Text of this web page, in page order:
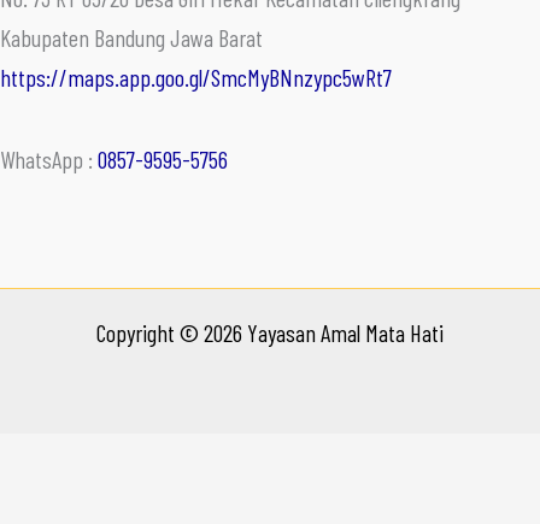
Kabupaten Bandung Jawa Barat
https://maps.app.goo.gl/SmcMyBNnzypc5wRt7
WhatsApp : 0857-9595-5756
Copyright © 2026 Yayasan Amal Mata Hati